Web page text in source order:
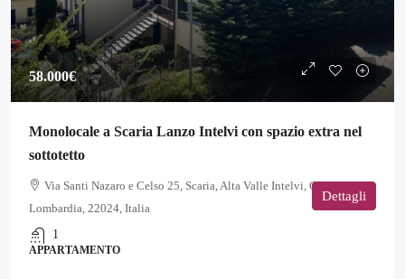
58.000€
Monolocale a Scaria Lanzo Intelvi con spazio extra nel
sottotetto
Via Santi Nazaro e Celso 25, Scaria, Alta Valle Intelvi, Como,
Lombardia, 22024, Italia
1
APPARTAMENTO
Dettagli